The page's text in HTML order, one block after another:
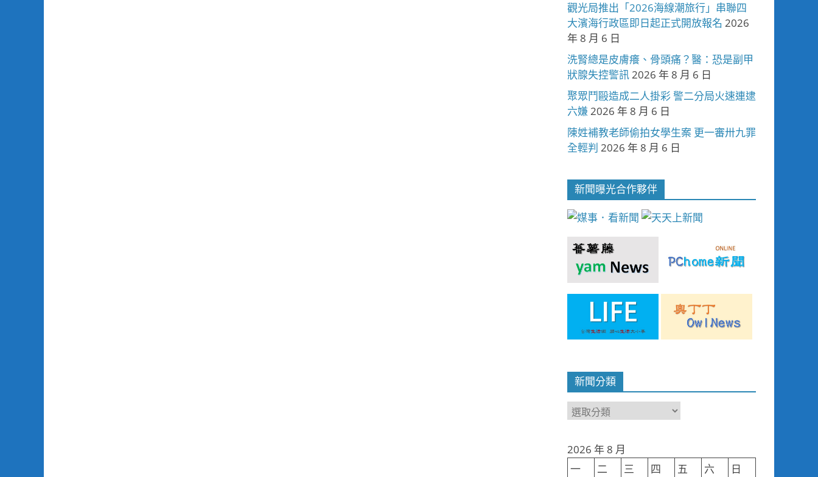
觀光局推出「2026海線潮旅行」串聯四
大濱海行政區即日起正式開放報名 2026
年 8 月 6 日
洗腎總是皮膚癢、骨頭痛？醫：恐是副甲
狀腺失控警訊2026 年 8 月 6 日
聚眾鬥毆造成二人掛彩 警二分局火速連逮
六嫌2026 年 8 月 6 日
陳姓補教老師偷拍女學生案 更一審卅九罪
全輕判 2026 年 8 月 6 日
新聞曝光合作夥伴
新聞分類
新
類
2026 年 8 月
一
二 三 四 五 六 日